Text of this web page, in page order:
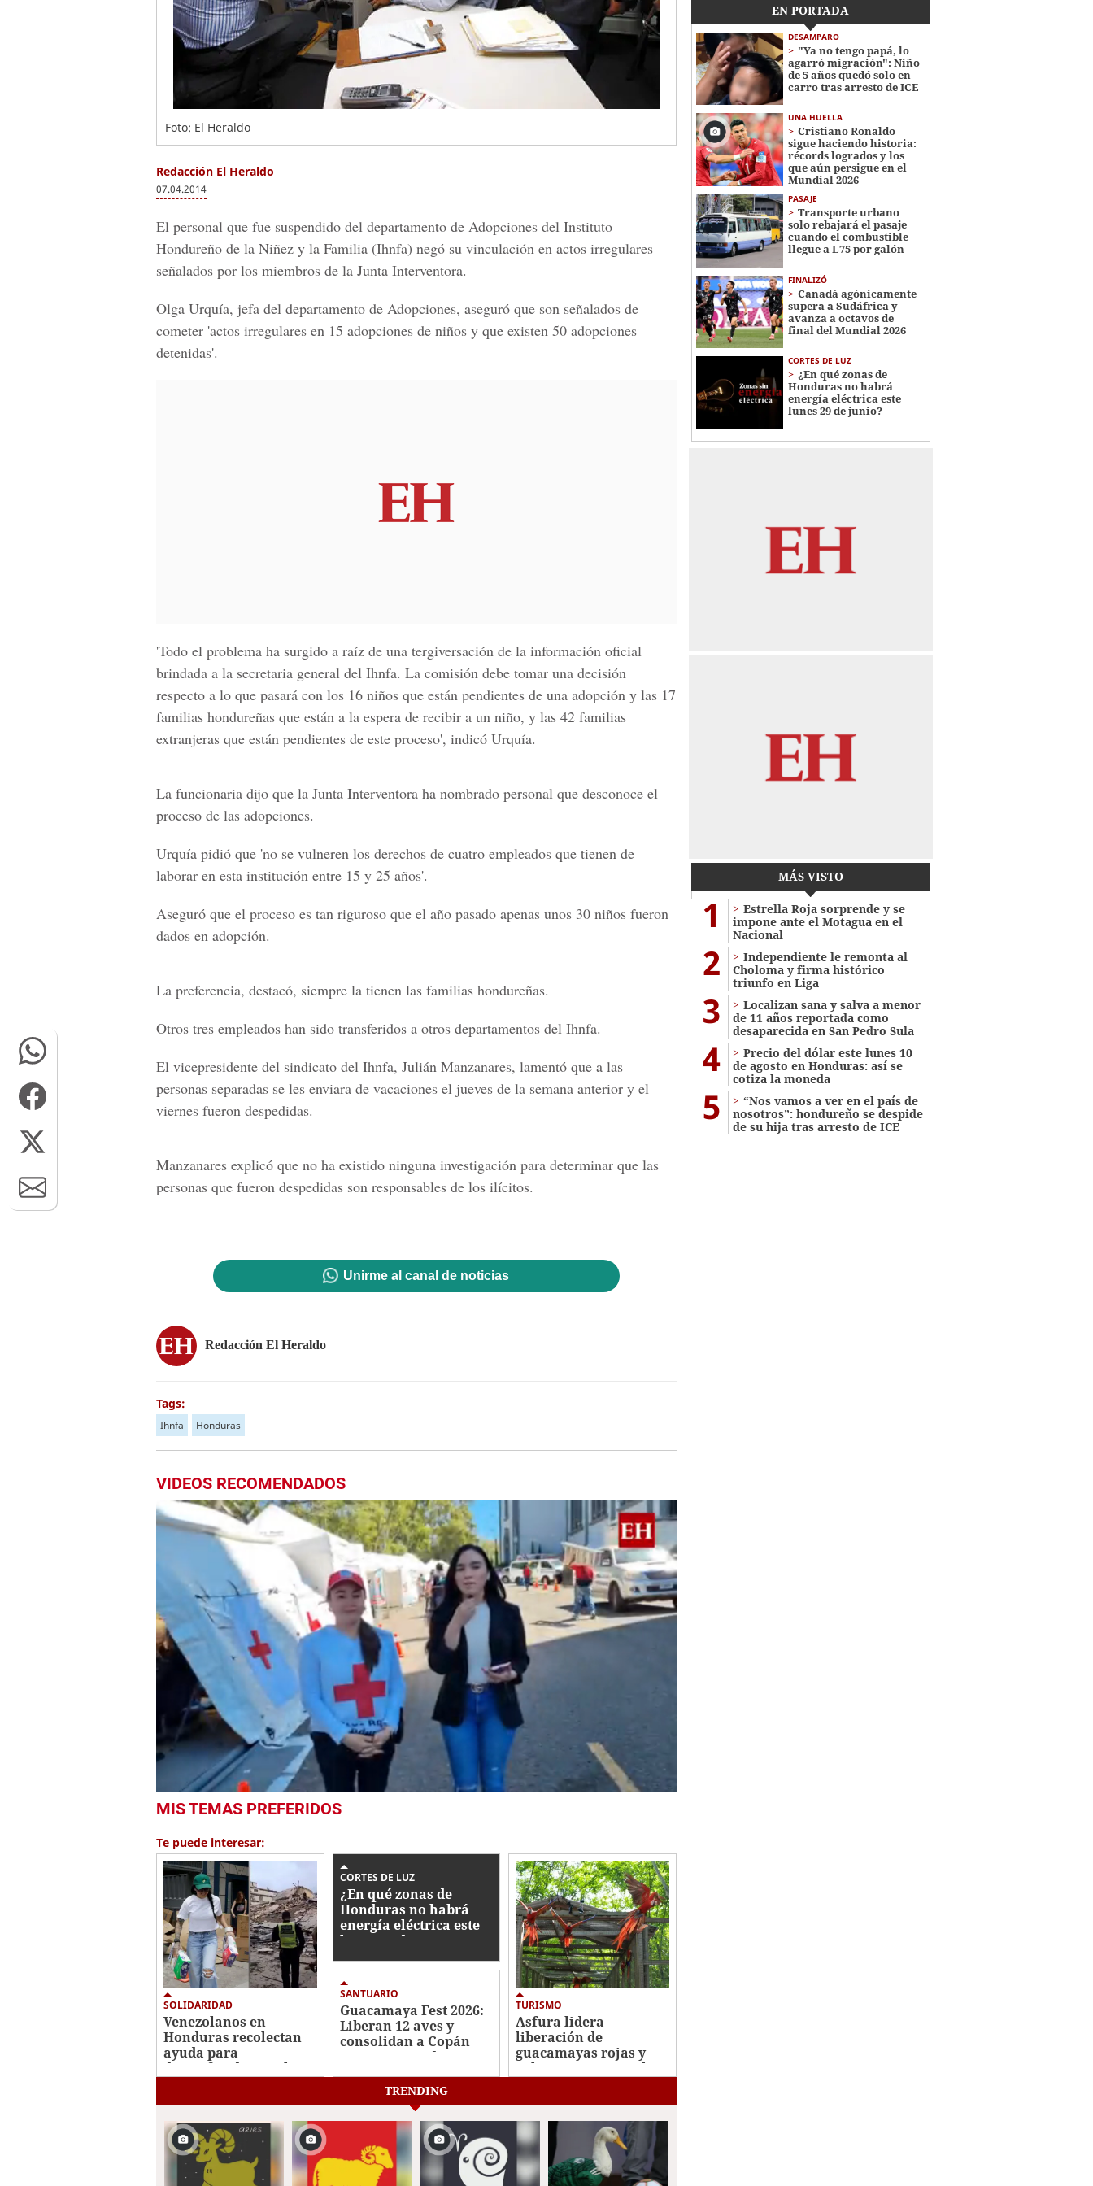
Foto: El Heraldo
Redacción El Heraldo
07.04.2014
El personal que fue suspendido del departamento de Adopciones del Instituto
Hondureño de la Niñez y la Familia (Ihnfa) negó su vinculación en actos irregulares
señalados por los miembros de la Junta Interventora.
Olga Urquía, jefa del departamento de Adopciones, aseguró que son señalados de
cometer 'actos irregulares en 15 adopciones de niños y que existen 50 adopciones
detenidas'.
'Todo el problema ha surgido a raíz de una tergiversación de la información oficial
brindada a la secretaria general del Ihnfa. La comisión debe tomar una decisión
respecto a lo que pasará con los 16 niños que están pendientes de una adopción y las 17
familias hondureñas que están a la espera de recibir a un niño, y las 42 familias
extranjeras que están pendientes de este proceso', indicó Urquía.
La funcionaria dijo que la Junta Interventora ha nombrado personal que desconoce el
proceso de las adopciones.
Urquía pidió que 'no se vulneren los derechos de cuatro empleados que tienen de
laborar en esta institución entre 15 y 25 años'.
Aseguró que el proceso es tan riguroso que el año pasado apenas unos 30 niños fueron
dados en adopción.
La preferencia, destacó, siempre la tienen las familias hondureñas.
Otros tres empleados han sido transferidos a otros departamentos del Ihnfa.
El vicepresidente del sindicato del Ihnfa, Julián Manzanares, lamentó que a las
personas separadas se les enviara de vacaciones el jueves de la semana anterior y el
viernes fueron despedidas.
Manzanares explicó que no ha existido ninguna investigación para determinar que las
personas que fueron despedidas son responsables de los ilícitos.
Unirme al canal de noticias
Redacción El Heraldo
Tags:
Ihnfa Honduras
VIDEOS RECOMENDADOS
seconds
3
minutes,
15
secondsVolume
MIS TEMAS PREFERIDOS
Te puede interesar:
SOLIDARIDAD
Venezolanos en
Honduras recolectan
ayuda para
damnificados por los
CORTES DE LUZ
¿En qué zonas de
Honduras no habrá
energía eléctrica este
lunes 29 de junio?
SANTUARIO
Guacamaya Fest 2026:
Liberan 12 aves y
consolidan a Copán
Ruinas como destino
turístico y ecológico
TURISMO
Asfura lidera
liberación de
guacamayas rojas y
exhorta a proteger la
EN PORTADA
DESAMPARO
"Ya no tengo papá, lo
agarró migración": Niño
de 5 años quedó solo en
carro tras arresto de ICE
UNA HUELLA
Cristiano Ronaldo
sigue haciendo historia:
récords logrados y los
que aún persigue en el
Mundial 2026
PASAJE
Transporte urbano
solo rebajará el pasaje
cuando el combustible
llegue a L75 por galón
FINALIZÓ
Canadá agónicamente
supera a Sudáfrica y
avanza a octavos de
final del Mundial 2026
CORTES DE LUZ
¿En qué zonas de
Honduras no habrá
energía eléctrica este
lunes 29 de junio?
MÁS VISTO
1
Estrella Roja sorprende y se
impone ante el Motagua en el
Nacional
2
Independiente le remonta al
Choloma y firma histórico
triunfo en Liga
3
Localizan sana y salva a menor
de 11 años reportada como
desaparecida en San Pedro Sula
4
Precio del dólar este lunes 10
de agosto en Honduras: así se
cotiza la moneda
5
“Nos vamos a ver en el país de
nosotros”: hondureño se despide
de su hija tras arresto de ICE
TRENDING